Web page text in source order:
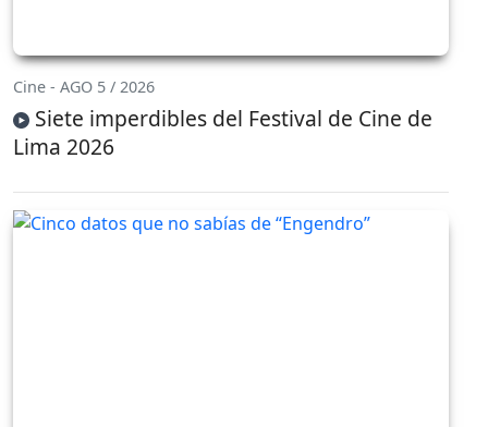
Cine - AGO 5 / 2026
Siete imperdibles del Festival de Cine de
Lima 2026